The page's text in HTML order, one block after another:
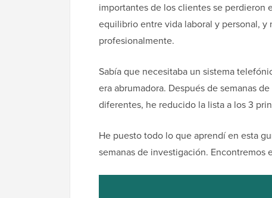
importantes de los clientes se perdieron
equilibrio entre vida laboral y personal,
profesionalmente.
Sabía que necesitaba un sistema
era abrumadora. Después de semanas
diferentes, he reducido la lista a los 3
He puesto todo lo que aprendí en esta
semanas de investigación.